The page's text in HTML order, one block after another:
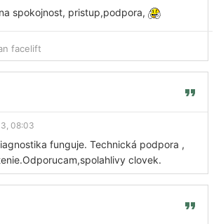
spokojnost, pristup,podpora,
facelift
08:03
funguje. Technická podpora ,
clovek.